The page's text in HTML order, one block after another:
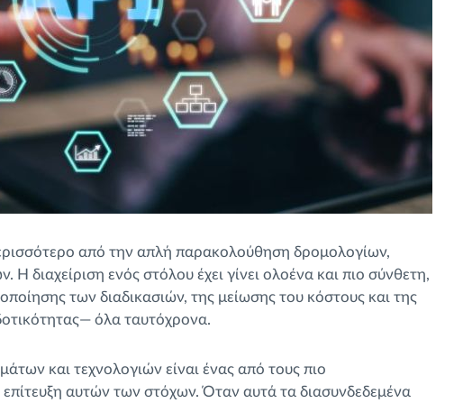
από την απλή παρακολούθηση δρομολογίων,
διαχείριση ενός στόλου έχει γίνει ολοένα και πιο σύνθετη,
των διαδικασιών, της μείωσης του κόστους και της
όλα ταυτόχρονα.
και τεχνολογιών είναι ένας από τους πιο
αυτών των στόχων. Όταν αυτά τα διασυνδεδεμένα